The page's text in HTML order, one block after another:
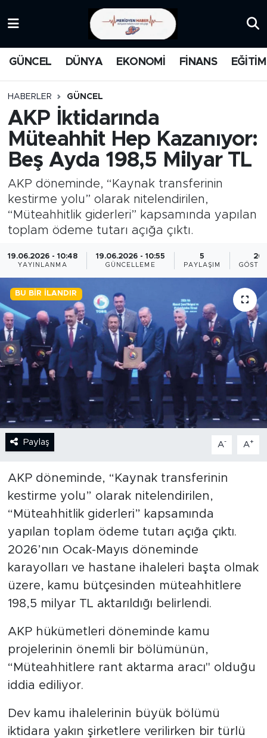
GÜNCEL DÜNYA EKONOMİ FİNANS EĞİTİM
HABERLER GÜNCEL
AKP İktidarında
Müteahhit Hep Kazanıyor:
Beş Ayda 198,5 Milyar TL
AKP döneminde, “Kaynak transferinin
kestirme yolu” olarak nitelendirilen,
“Müteahhitlik giderleri” kapsamında yapılan
toplam ödeme tutarı açığa çıktı.
19.06.2026 - 10:48
YAYINLANMA
19.06.2026 - 10:55
GÜNCELLEME
5
PAYLAŞIM
26
BU BIR İLANDIR
Paylaş A- A+
AKP döneminde, “Kaynak transferinin
kestirme yolu” olarak nitelendirilen,
“Müteahhitlik giderleri” kapsamında
yapılan toplam ödeme tutarı açığa çıktı.
2026’nın Ocak-Mayıs döneminde
karayolları ve hastane ihaleleri başta olmak
üzere, kamu bütçesinden müteahhitlere
198,5 milyar TL aktarıldığı belirlendi.
AKP hükümetleri döneminde kamu
projelerinin önemli bir bölümünün,
“Müteahhitlere rant aktarma aracı" olduğu
iddia ediliyor.
Dev kamu ihalelerinin büyük bölümü
iktidara yakın şirketlere verilirken bir türlü
MANŞET
MEDYA
FİNANS
DÜNYA
GÜNCEL
KARİKATÜR
BİLİM-TEKNOLOJİ
RÖPÖRTAJ
ANALİZ
NOSTALJİ
KULİS
YAZARLAR
DİNİ
POLİTİKA
EKONOMİ
SPOR
KÜLTÜR SANAT
TARİHTEN GÜNÜMÜZE
TARİH
KADIN
İstanbul Namaz Vakitleri
Trafik Durumu
Süper Lig Puan Durumu ve Fikstür
Tüm Manşetler
Son Dakika Haberleri
Haber Arşivi